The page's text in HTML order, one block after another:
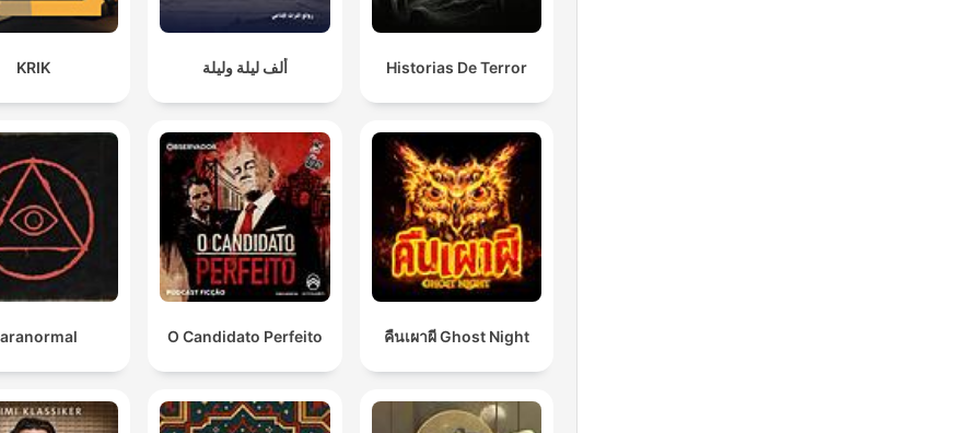
KRIK ألف ليلة وليلة Historias De Terror
O Candidato Perfeito คืนเผาผี Ghost Night